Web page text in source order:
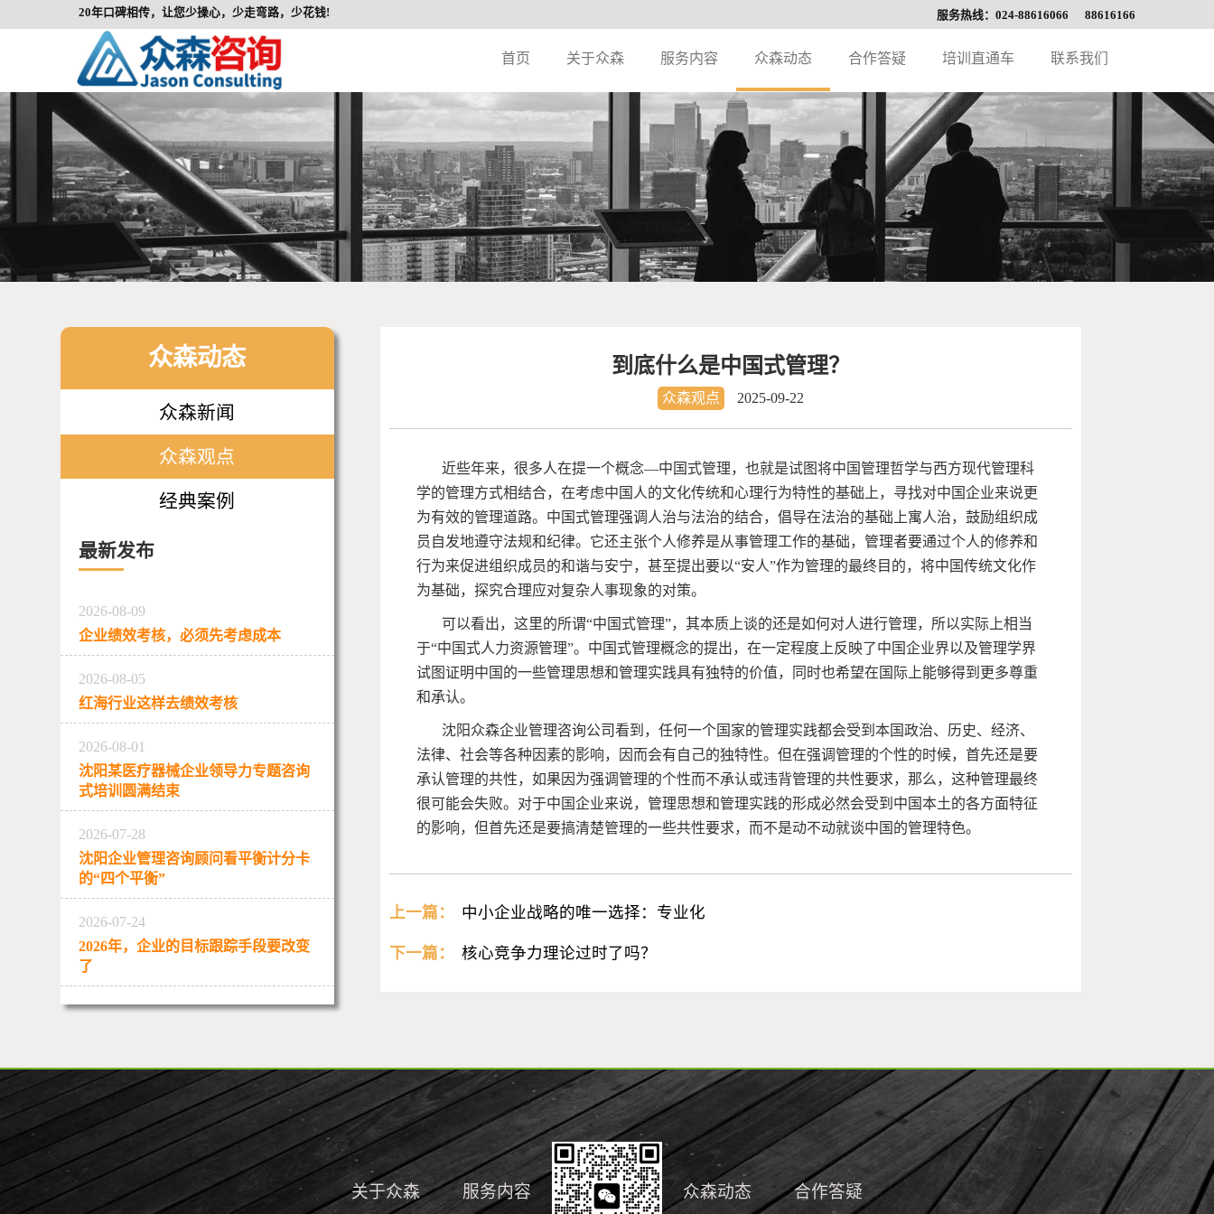
20年口碑相传，让您少操心，少走弯路，少花钱! 服务热线：024-88616066 88616166
首页 关于众森 服务内容 众森动态 合作答疑 培训直通车 联系我们
众森动态
众森新闻
众森观点
经典案例
最新发布
2026-08-09
企业绩效考核，必须先考虑成本
2026-08-05
红海行业这样去绩效考核
2026-08-01
沈阳某医疗器械企业领导力专题咨询
式培训圆满结束
2026-07-28
沈阳企业管理咨询顾问看平衡计分卡
的“四个平衡”
2026-07-24
2026年，企业的目标跟踪手段要改变
了
到底什么是中国式管理？
众森观点 2025-09-22
近些年来，很多人在提一个概念—中国式管理，也就是试图将中国管理哲学与西方现代管理科
学的管理方式相结合，在考虑中国人的文化传统和心理行为特性的基础上，寻找对中国企业来说更
为有效的管理道路。中国式管理强调人治与法治的结合，倡导在法治的基础上寓人治，鼓励组织成
员自发地遵守法规和纪律。它还主张个人修养是从事管理工作的基础，管理者要通过个人的修养和
行为来促进组织成员的和谐与安宁，甚至提出要以“安人”作为管理的最终目的，将中国传统文化作
为基础，探究合理应对复杂人事现象的对策。
可以看出，这里的所谓“中国式管理”，其本质上谈的还是如何对人进行管理，所以实际上相当
于“中国式人力资源管理”。中国式管理概念的提出，在一定程度上反映了中国企业界以及管理学界
试图证明中国的一些管理思想和管理实践具有独特的价值，同时也希望在国际上能够得到更多尊重
和承认。
沈阳众森企业管理咨询公司看到，任何一个国家的管理实践都会受到本国政治、历史、经济、
法律、社会等各种因素的影响，因而会有自己的独特性。但在强调管理的个性的时候，首先还是要
承认管理的共性，如果因为强调管理的个性而不承认或违背管理的共性要求，那么，这种管理最终
很可能会失败。对于中国企业来说，管理思想和管理实践的形成必然会受到中国本土的各方面特征
的影响，但首先还是要搞清楚管理的一些共性要求，而不是动不动就谈中国的管理特色。
上一篇： 中小企业战略的唯一选择：专业化
下一篇： 核心竞争力理论过时了吗？
关于众森 服务内容 众森动态 合作答疑